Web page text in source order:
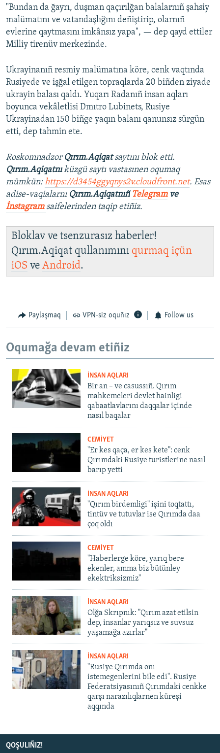
"Bundan da ğayrı, duşman qaçırılğan balalarnıñ şahsiy
malümatını ve vatandaşlığını deñiştirip, olarnıñ
evlerine qaytmasını imkânsız yapa", — dep qayd ettiler
Milliy tirenüv merkezinde.
Ukrayinanıñ resmiy malümatına köre, cenk vaqtında
Rusiyede ve işğal etilgen topraqlarda 20 biñden ziyade
ukrayin balası qaldı. Yuqarı Radanıñ insan aqları
boyunca vekâletlisi Dmıtro Lubinets, Rusiye
Ukrayinadan 150 biñge yaqın balanı qanunsız sürgün
etti, dep tahmin ete.
Roskomnadzor Qırım.Aqiqatsaytını blok etti.
Qırım.Aqiqatnıküzgü saytı vastasınen oqumaq
mümkün:https://d3454ggyqnys2v.cloudfront.net. Esas
adise-vaqialarnı Qırım.Aqiqatnıñ Telegramve
İnstagram saifelerinden taqip etiñiz.
Bloklav ve tsenzurasız haberler!
Qırım.Aqiqat qullanımını qurmaq içün
iOS ve Android.
Paylaşmaq VPN-siz oquñız Follow us
Oqumağa devam etiñiz
İNSAN AQLARI
Bir an – ve casussıñ. Qırım
mahkemeleri devlet hainligi
qabaatlavlarını daqqalar içinde
nasıl baqalar
CEMİYET
"Er kes qaça, er kes kete": cenk
Qırımdaki Rusiye turistlerine nasıl
barıp yetti
İNSAN AQLARI
"Qırım birdemligi" işini toqtattı,
tintüv ve tutuvlar ise Qırımda daa
çoq oldı
CEMİYET
"Haberlerge köre, yarıq bere
ekenler, amma biz bütünley
ekektriksizmiz"
İNSAN AQLARI
Olğa Skrıpnık: "Qırım azat etilsin
dep, insanlar yarıqsız ve suvsuz
yaşamağa azırlar"
İNSAN AQLARI
"Rusiye Qırımda onı
istemegenlerini bile edi". Rusiye
Federatsiyasınıñ Qırımdaki cenkke
qarşı narazılıqlarnen küreşi
aqqında
QOŞULIÑIZ!